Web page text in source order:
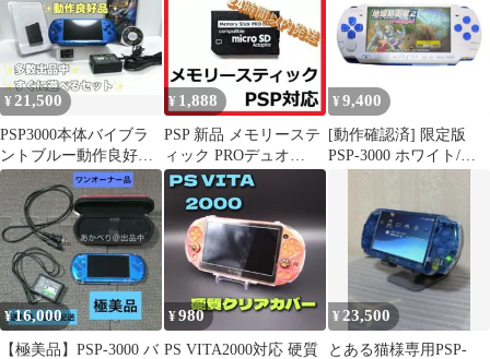
¥ 21,500
PSP3000本体バイブラ
ントブルー動作良好品
すぐ遊べるセット
¥ 1,888
PSP 新品 メモリーステ
ィック PROデュオ
64GB
¥ 9,400
[動作確認済] 限定版
PSP-3000 ホワイト/ブ
¥16,000
【極美品】PSP-3000 バ
¥980
PS VITA2000対応 硬質
¥ 23,500
とある猫様専用PSP-